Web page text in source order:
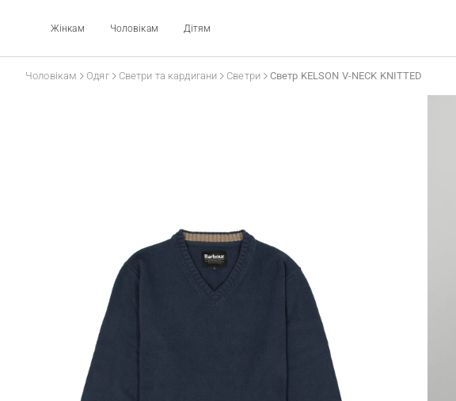
Жінкам Чоловікам Дітям
Чоловікам Одяг Светри та кардигани Светри Светр KELSON V-NECK KNITTED